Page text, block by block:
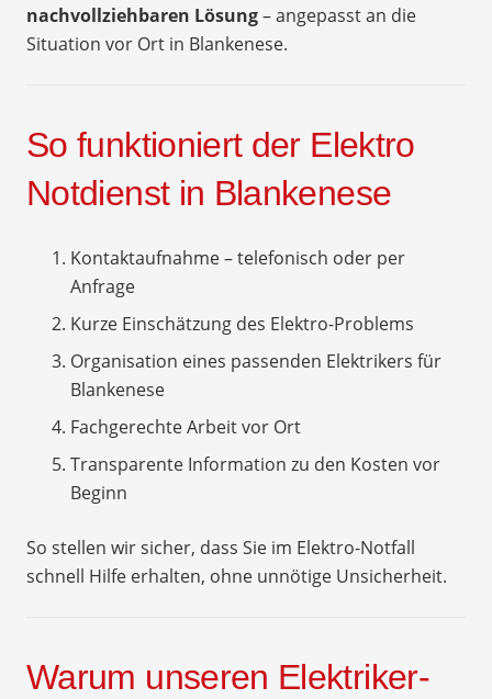
nachvollziehbaren Lösung– angepasst an die
Situation vor Ort in Blankenese.
So funktioniert der Elektro
Notdienst in Blankenese
Kontaktaufnahme – telefonisch oder per
Anfrage
Kurze Einschätzung des Elektro-Problems
Organisation eines passenden Elektrikers für
Blankenese
Fachgerechte Arbeit vor Ort
Transparente Information zu den Kosten vor
Beginn
So stellen wir sicher, dass Sie im Elektro-Notfall
schnell Hilfe erhalten, ohne unnötige Unsicherheit.
Warum unseren Elektriker-